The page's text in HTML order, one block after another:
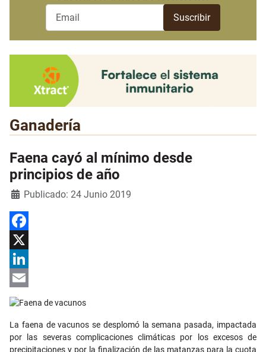
Ganadería
Faena cayó al mínimo desde
principios de año
DetallesPublicado: 24 Junio 2019
Facebook
X
LinkedIn
Email
La faena de vacunos se desplomó la semana pasada, impactada
por las severas complicaciones climáticas por los excesos de
precipitaciones y por la finalización de las matanzas para la cuota